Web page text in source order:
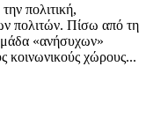
πολιτική,
πολιτών. Πίσω από τη
«ανήσυχων»
κοινωνικούς χώρους...